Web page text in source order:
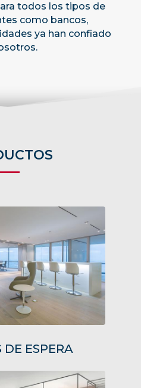
todos los tipos de
como bancos,
ya han confiado
DE ESPERA